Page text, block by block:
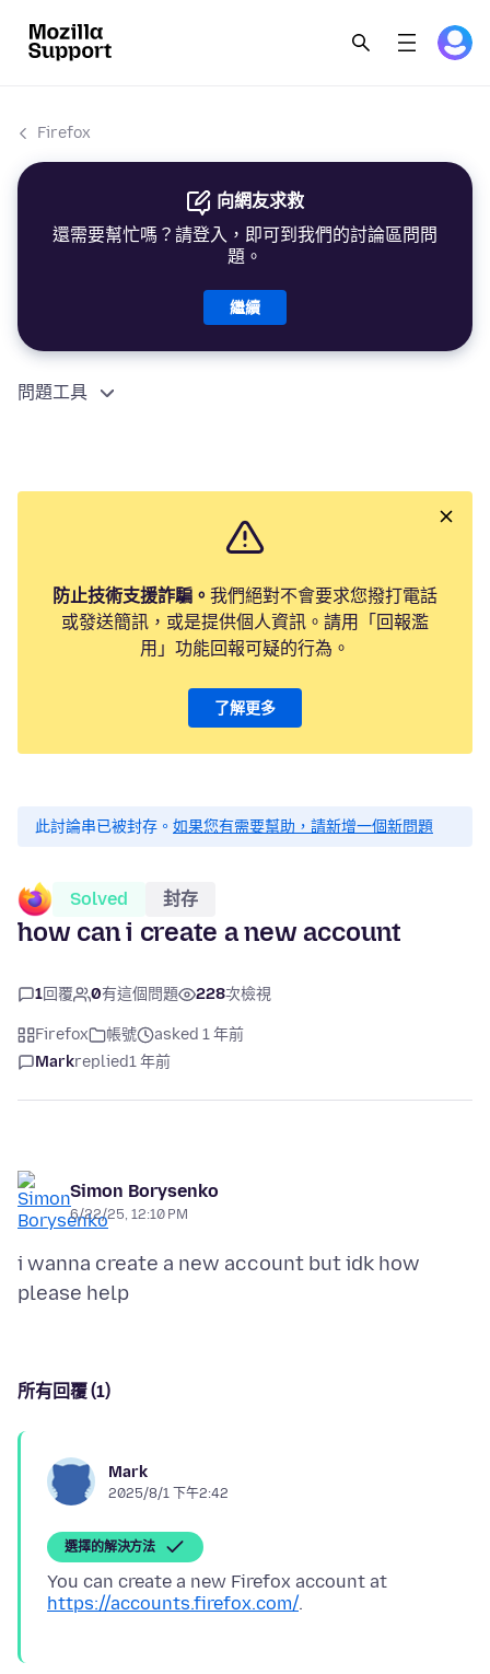
Firefox
向網友求救
還需要幫忙嗎？請登入，即可到我們的討論區問問
題。
繼續
問題工具
防止技術支援詐騙。 我們絕對不會要求您撥打電話
或發送簡訊，或是提供個人資訊。請用「回報濫
用」功能回報可疑的行為。
了解更多
此討論串已被封存。 如果您有需要幫助，請新增一個新問題
Solved 封存
how can i create a new account
1回覆 0有這個問題 228次檢視
Firefox 帳號
asked 1 年前
Markreplied1 年前
Simon Borysenko
6/22/25, 12:10 PM
i wanna create a new account but idk how
所有回覆 (1)
Mark
2025/8/1 下午2:42
選擇的解決方法
You can create a new Firefox account at
https://accounts.firefox.com/